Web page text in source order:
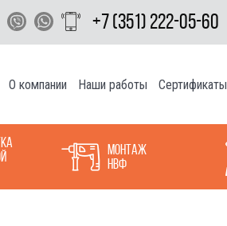
+7 (351) 222-05-60
О компании Наши работы Сертификаты
Монтаж
НВФ